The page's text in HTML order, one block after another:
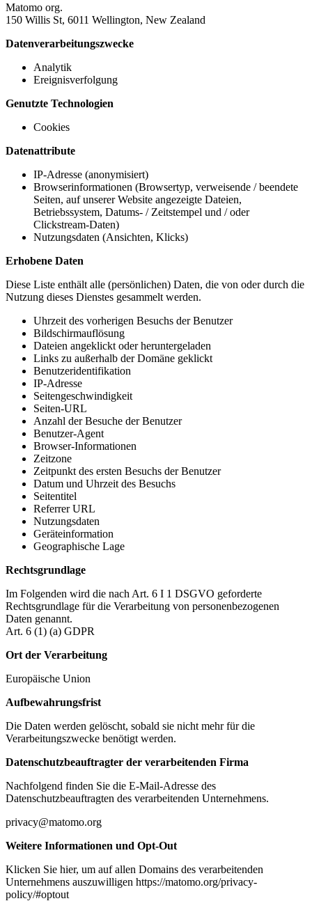
Matomo org.
150 Willis St, 6011 Wellington, New Zealand
Datenverarbeitungszwecke
Analytik
Ereignisverfolgung
Genutzte Technologien
Cookies
Datenattribute
IP-Adresse (anonymisiert)
Browserinformationen (Browsertyp, verweisende / beendete
Seiten, auf unserer Website angezeigte Dateien,
Betriebssystem, Datums- / Zeitstempel und / oder
Clickstream-Daten)
Nutzungsdaten (Ansichten, Klicks)
Erhobene Daten
Diese Liste enthält alle (persönlichen) Daten, die von oder durch die
Nutzung dieses Dienstes gesammelt werden.
Uhrzeit des vorherigen Besuchs der Benutzer
Bildschirmauflösung
Dateien angeklickt oder heruntergeladen
Links zu außerhalb der Domäne geklickt
Benutzeridentifikation
IP-Adresse
Seitengeschwindigkeit
Seiten-URL
Anzahl der Besuche der Benutzer
Benutzer-Agent
Browser-Informationen
Zeitzone
Zeitpunkt des ersten Besuchs der Benutzer
Datum und Uhrzeit des Besuchs
Seitentitel
Referrer URL
Nutzungsdaten
Geräteinformation
Geographische Lage
Rechtsgrundlage
Im Folgenden wird die nach Art. 6 I 1 DSGVO geforderte
Rechtsgrundlage für die Verarbeitung von personenbezogenen
Daten genannt.
Art. 6 (1) (a) GDPR
Ort der Verarbeitung
Europäische Union
Aufbewahrungsfrist
Die Daten werden gelöscht, sobald sie nicht mehr für die
Verarbeitungszwecke benötigt werden.
Datenschutzbeauftragter der verarbeitenden Firma
Nachfolgend finden Sie die E-Mail-Adresse des
Datenschutzbeauftragten des verarbeitenden Unternehmens.
privacy@matomo.org
Weitere Informationen und Opt-Out
Klicken Sie hier, um auf allen Domains des verarbeitenden
Unternehmens auszuwilligen https://matomo.org/privacy-
policy/#optout